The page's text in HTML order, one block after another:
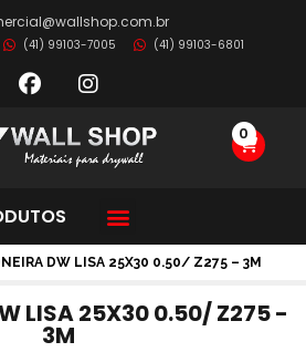
(41) 99103-7005 (41) 99103-6801
0
DW LISA 25X30 0.50/ Z275 – 3M
LISA 25X30 0.50/ Z275 -
3M